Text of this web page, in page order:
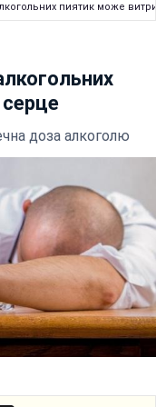
пиятик може
доза алкоголю